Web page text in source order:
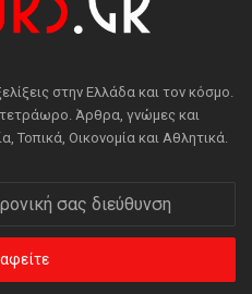
στην Ελλάδα και τον κόσμο.
Άρθρα, γνώμες και
Τοπικά, Οικονομία και Αθλητικά.